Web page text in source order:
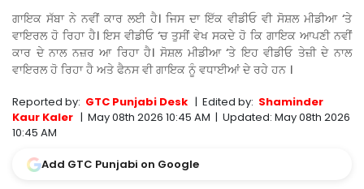
ਗਾਇਕ ਸੱਬਾ ਨੇ ਨਵੀਂ ਕਾਰ ਲਈ ਹੈ। ਜਿਸ ਦਾ ਇੱਕ ਵੀਡੀਓ ਵੀ ਸੋਸ਼ਲ ਮੀਡੀਆ ‘ਤੇ
ਵਾਇਰਲ ਹੋ ਰਿਹਾ ਹੈ। ਇਸ ਵੀਡੀਓ ‘ਚ ਤੁਸੀਂ ਵੇਖ ਸਕਦੇ ਹੋ ਕਿ ਗਾਇਕ ਆਪਣੀ ਨਵੀਂ
ਕਾਰ ਦੇ ਨਾਲ ਨਜ਼ਰ ਆ ਰਿਹਾ ਹੈ। ਸੋਸ਼ਲ ਮੀਡੀਆ ‘ਤੇ ਇਹ ਵੀਡੀਓ ਤੇਜ਼ੀ ਦੇ ਨਾਲ
ਵਾਇਰਲ ਹੋ ਰਿਹਾ ਹੈ ਅਤੇ ਫੈਨਸ ਵੀ ਗਾਇਕ ਨੂੰ ਵਧਾਈਆਂ ਦੇ ਰਹੇ ਹਨ ।
Reported by: GTC Punjabi Desk | Edited by: Shaminder
Kaur Kaler | May 08th 2026 10:45 AM | Updated: May 08th 2026
10:45 AM
Add GTC Punjabi on Google